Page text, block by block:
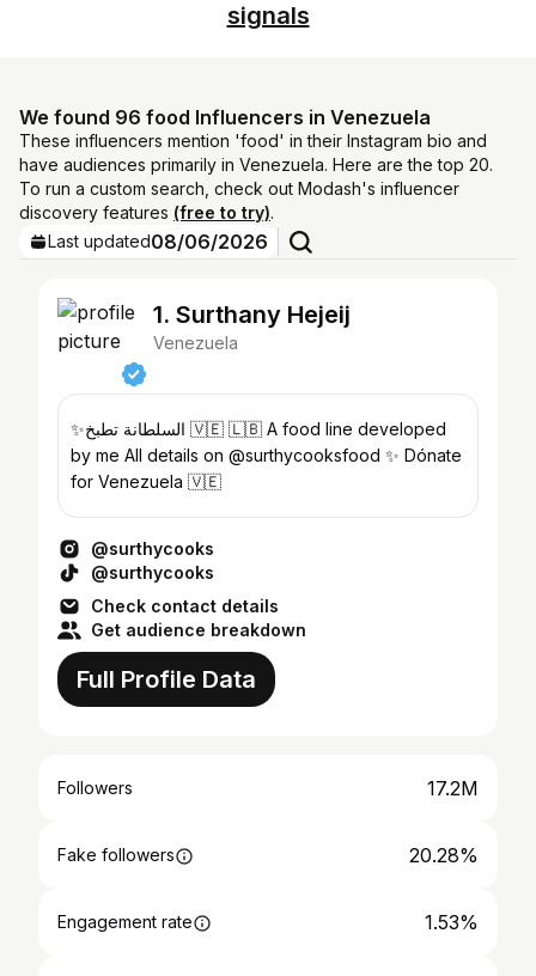
signals
We found 96 food Influencers in Venezuela
These influencers mention 'food' in their Instagram bio and
have audiences primarily in Venezuela. Here are the top 20.
To run a custom search, check out Modash's influencer
discovery features (free to try).
Last updated08/06/2026
1. Surthany Hejeij
Venezuela
✨السلطانة تطبخ 🇻🇪 🇱🇧 A food line developed
by me All details on @surthycooksfood ✨ Dónate
for Venezuela 🇻🇪
@surthycooks
@surthycooks
Check contact details
Get audience breakdown
Full Profile Data
Followers 17.2M
Fake followers 20.28%
Engagement rate 1.53%